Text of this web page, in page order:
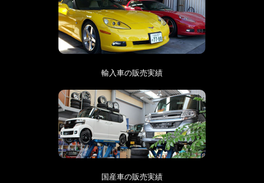
輸入車の販売実績
国産車の販売実績